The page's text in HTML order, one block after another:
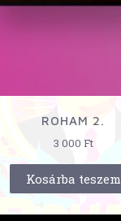
ROHAM 2.
3 000 Ft
Kosárba teszem